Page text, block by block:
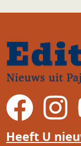
Heeft U